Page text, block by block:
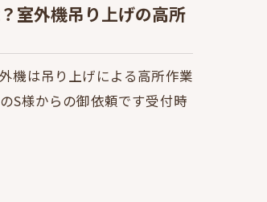
室外機吊り上げの高所
機は吊り上げによる高所作業
S様からの御依頼です受付時